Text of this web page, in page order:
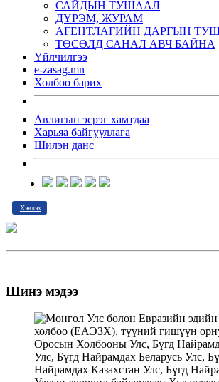
САЙДЫН ТУШААЛ
ДҮРЭМ, ЖУРАМ
АГЕНТЛАГИЙН ДАРГЫН
ТӨСӨЛД САНАЛ АВЧ БАЙНА
Үйлчилгээ
e-zasag.mn
Холбоо барих
Авлигын эсрэг хамтдаа
Харьяа байгууллага
Шилэн данс
Хэвлэх
Шинэ мэдээ